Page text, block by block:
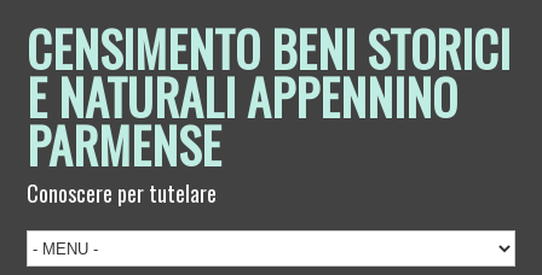
CENSIMENTO BENI STORICI
E NATURALI APPENNINO
PARMENSE
Conoscere per tutelare